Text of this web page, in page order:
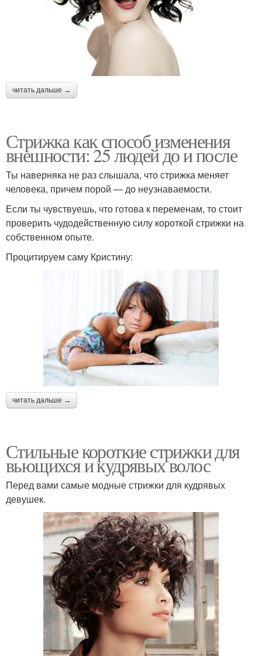
читать дальше →
Стрижка как способ изменения
внешности: 25 людей до и после
Ты наверняка не раз слышала, что стрижка меняет
человека, причем порой — до неузнаваемости.
Если ты чувствуешь, что готова к переменам, то стоит
проверить чудодейственную силу короткой стрижки на
собственном опыте.
Процитируем саму Кристину:
читать дальше →
Стильные короткие стрижки для
вьющихся и кудрявых волос
Перед вами самые модные стрижки для кудрявых
девушек.